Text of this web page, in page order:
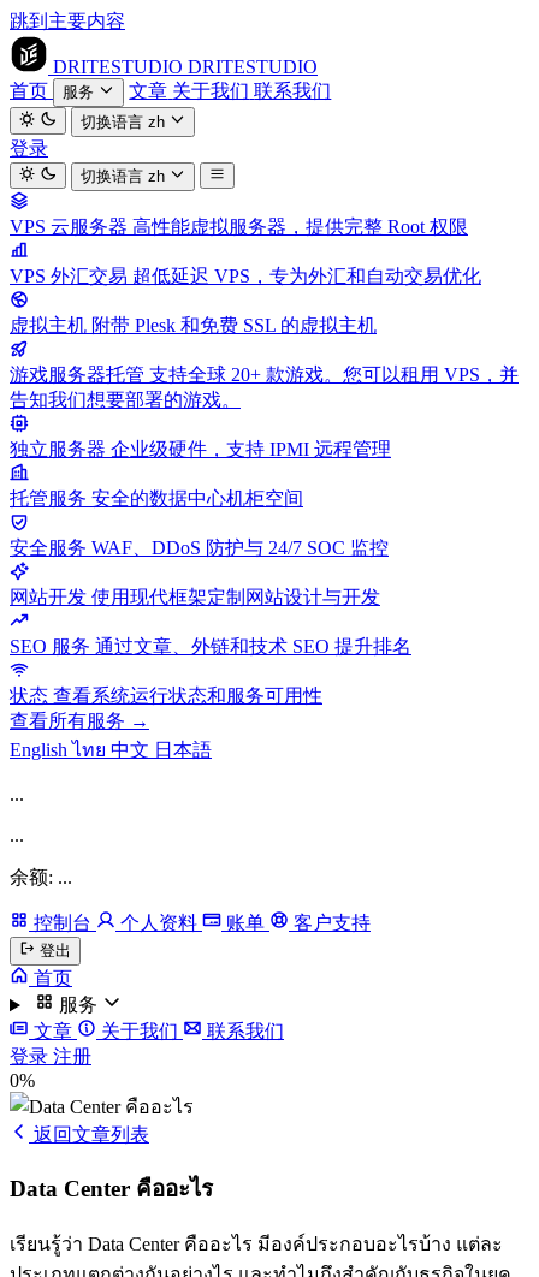
跳到主要内容
DRITESTUDIO DRITESTUDIO
首页
服务 文章 关于我们 联系我们
切换语言zh
登录
切换语言zh
VPS 云服务器 高性能虚拟服务器，提供完整 Root 权限
VPS 外汇交易 超低延迟 VPS，专为外汇和自动交易优化
虚拟主机 附带 Plesk 和免费 SSL 的虚拟主机
游戏服务器托管 支持全球 20+ 款游戏。您可以租用 VPS，并
告知我们想要部署的游戏。
独立服务器 企业级硬件，支持 IPMI 远程管理
托管服务 安全的数据中心机柜空间
安全服务 WAF、DDoS 防护与 24/7 SOC 监控
网站开发 使用现代框架定制网站设计与开发
SEO 服务 通过文章、外链和技术 SEO 提升排名
状态 查看系统运行状态和服务可用性
查看所有服务 →
Englishไทย 中文 日本語
...
...
余额: ...
控制台 个人资料 账单 客户支持
登出
首页
服务
文章
关于我们
联系我们
登录 注册
0%
返回文章列表
Data Center คืออะไร
เรียนรู้ว่า Data Center คืออะไร มีองค์ประกอบอะไรบ้าง แต่ละ